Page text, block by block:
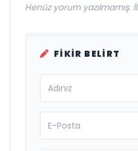
Henüz yorum yazılmamış.
FIKIR BELIRT